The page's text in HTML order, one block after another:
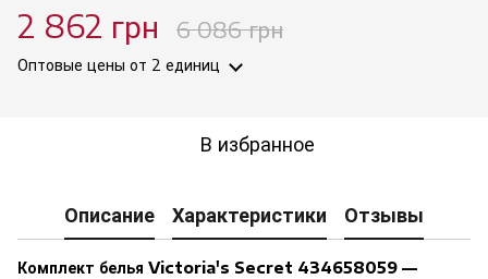
2 862 грн 6 086 грн
Оптовые цены от 2 единиц
В избранное
Описание Характеристики Отзывы
Комплект белья Victoria's Secret 434658059 —